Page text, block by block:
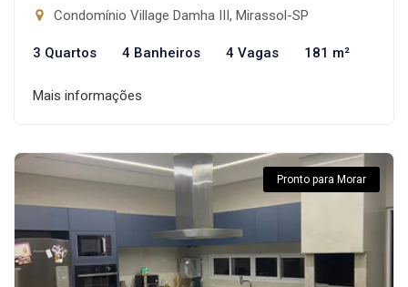
Condomínio Village Damha III, Mirassol-SP
3 Quartos 4 Banheiros 4 Vagas 181 m²
Mais informações
Pronto para Morar